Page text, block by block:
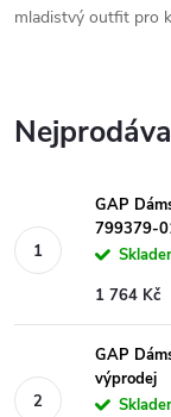
mladistvý outfit pro
GAP
799379-
1 764 Kč
GAP
výprodej